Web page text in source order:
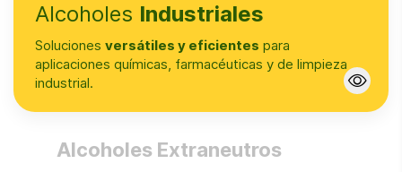
Alcoholes Industriales
Soluciones versátiles y eficientes para
aplicaciones químicas, farmacéuticas y de limpieza
industrial.
Alcoholes Extraneutros